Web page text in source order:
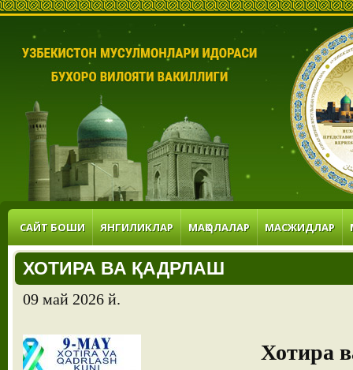
САЙТ БОШИ ЯНГИЛИКЛАР МАҚОЛАЛАР МАСЖИДЛАР
ХОТИРА ВА ҚАДРЛАШ
09 май 2026 й.
Хотира